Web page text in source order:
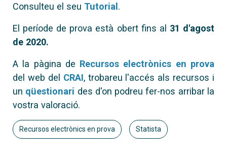
Consulteu el seu Tutorial.
El període de prova està obert fins al 31 d'agost
de 2020.
A la pàgina de Recursos electrònics en prova
del web del CRAI, trobareu l'accés als recursos i
un qüestionari des d'on podreu fer-nos arribar la
vostra valoració.
Recursos electrònics en prova Statista